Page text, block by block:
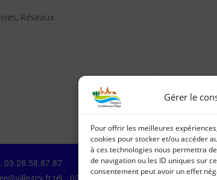
Gérer le
Pour offrir les meilleures
cookies pour stocker et/ou accéder
à ces technologies nous permettra
de navigation ou les ID uniques sur
consentement peut avoir un effet
, Réseaux
03.28.58.87.87